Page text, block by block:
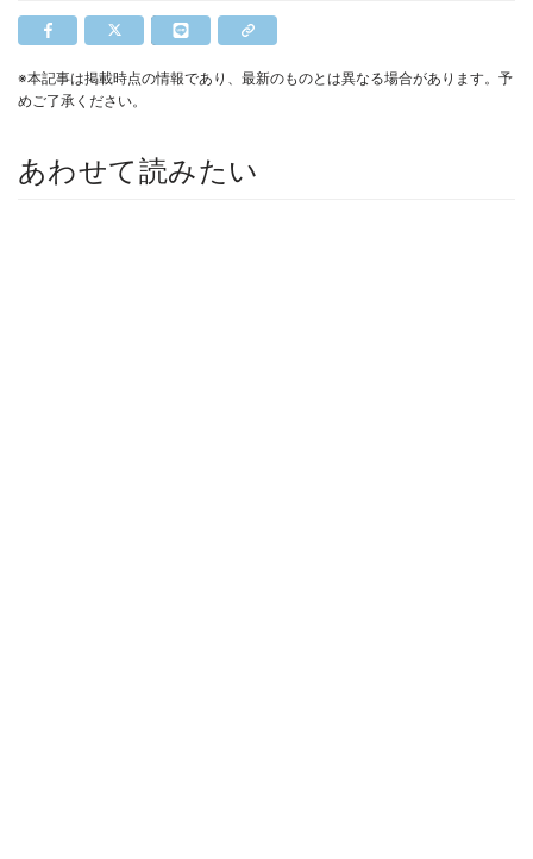
※本記事は掲載時点の情報であり、最新のものとは異なる場合があります。予
めご了承ください。
あわせて読みたい